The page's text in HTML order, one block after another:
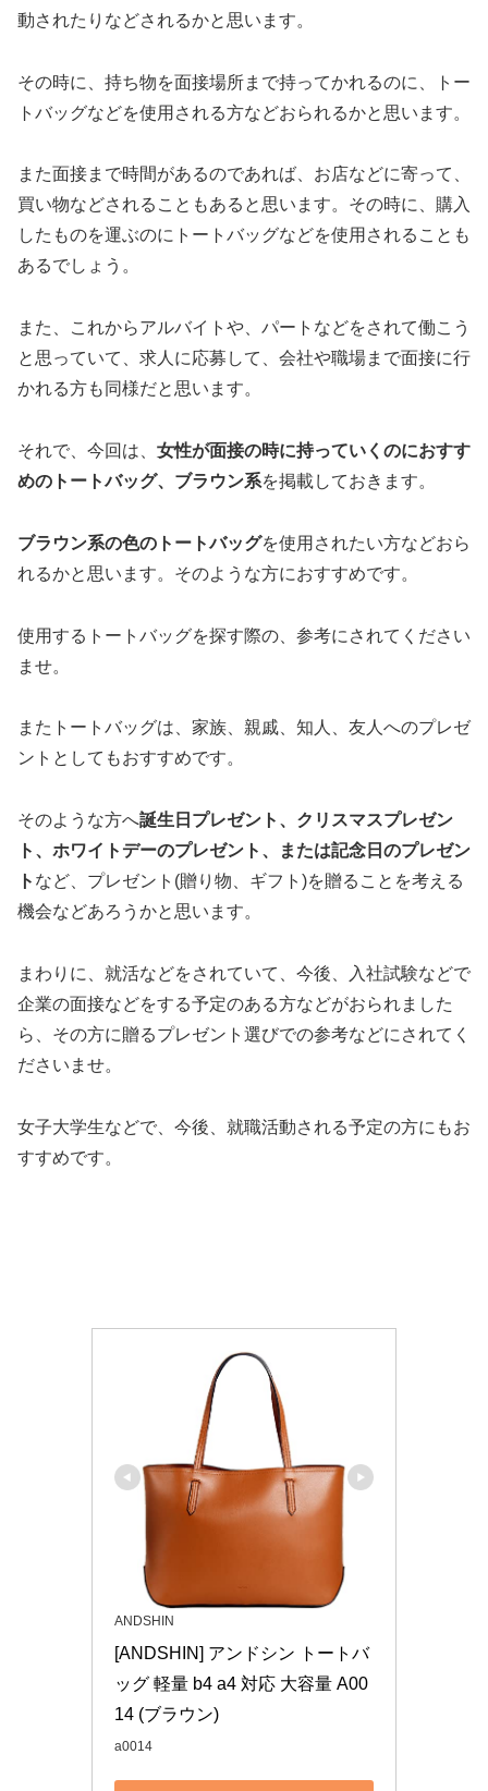
動されたりなどされるかと思います。
その時に、持ち物を面接場所まで持ってかれるのに、トー
トバッグなどを使用される方などおられるかと思います。
また面接まで時間があるのであれば、お店などに寄って、
買い物などされることもあると思います。その時に、購入
したものを運ぶのにトートバッグなどを使用されることも
あるでしょう。
また、これからアルバイトや、パートなどをされて働こう
と思っていて、求人に応募して、会社や職場まで面接に行
かれる方も同様だと思います。
それで、今回は、 女性が面接の時に持っていくのにおすす
めのトートバッグ、ブラウン系を掲載しておきます。
ブラウン系の色のトートバッグを使用されたい方などおら
れるかと思います。そのような方におすすめです。
使用するトートバッグを探す際の、参考にされてください
ませ。
またトートバッグは、家族、親戚、知人、友人へのプレゼ
ントとしてもおすすめです。
そのような方へ誕生日プレゼント、クリスマスプレゼン
ト、ホワイトデーのプレゼント、または記念日のプレゼン
ト など、プレゼント(贈り物、ギフト)を贈ることを考える
機会などあろうかと思います。
まわりに、就活などをされていて、今後、入社試験などで
企業の面接などをする予定のある方などがおられました
ら、その方に贈るプレゼント選びでの参考などにされてく
ださいませ。
女子大学生などで、今後、就職活動される予定の方にもお
すすめです。
ANDSHIN
[ANDSHIN] アンドシン トートバ
ッグ 軽量 b4 a4 対応 大容量 A00
14 (ブラウン)
a0014